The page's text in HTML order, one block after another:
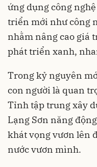
ứng dụng công
triển mới như công
nhằm nâng cao giá
phát triển xanh,
Trong kỷ nguyên
con người là quan
Tỉnh tập trung xây
Lạng Sơn năng
khát vọng vươn lên
nước vươn mình.